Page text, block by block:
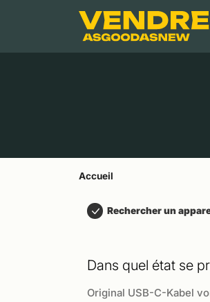
Contenu principal
Accueil
Rechercher un
Dans quel état se
Original USB-C-Kabel